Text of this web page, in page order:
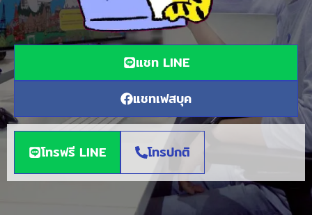
แชท LINE
แชทเฟสบุค
โทรฟรี LINE โทรปกติ